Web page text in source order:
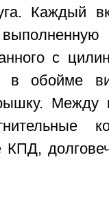
Каждый
с
в обойме
Между
КПД,